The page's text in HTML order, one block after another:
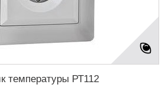
температуры РТ112